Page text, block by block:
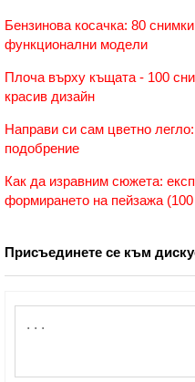
Бензинова косачка: 80
функционални модели
Плоча върху къщата - 100
красив дизайн
Направи си сам цветно
подобрение
Как да изравним сюжета:
формирането на пейзажа
Присъединете се към